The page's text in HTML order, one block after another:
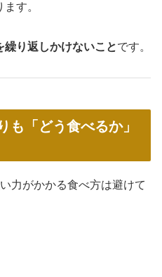
す。
繰り返しかけないことです。
も「どう食べるか」
力がかかる食べ方は避けて